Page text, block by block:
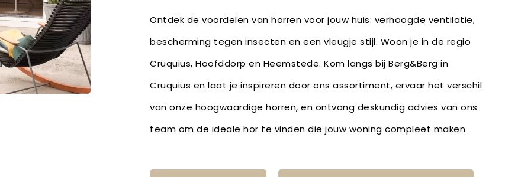
Ontdek de voordelen van horren voor jouw huis: verhoogde ventilatie,
bescherming tegen insecten en een vleugje stijl. Woon je in de regio
Cruquius, Hoofddorp en Heemstede. Kom langs bij Berg&Berg in
Cruquius en laat je inspireren door ons assortiment, ervaar het verschil
van onze hoogwaardige horren, en ontvang deskundig advies van ons
team om de ideale hor te vinden die jouw woning compleet maken.